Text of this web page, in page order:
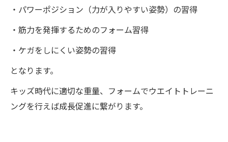
・パワーポジション（力が入りやすい姿勢）の習得
・筋力を発揮するためのフォーム習得
・ケガをしにくい姿勢の習得
となります。
キッズ時代に適切な重量、フォームでウエイトトレーニ
ングを行えば成長促進に繋がります。